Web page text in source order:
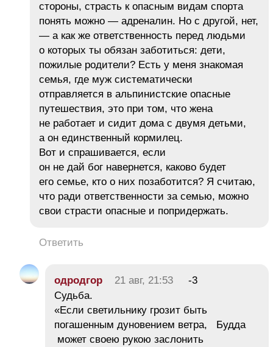
стороны, страсть к опасным видам спорта
понять можно — адреналин. Но с другой, нет,
— а как же ответственность перед людьми
о которых ты обязан заботиться: дети,
пожилые родители? Есть у меня знакомая
семья, где муж систематически
отправляется в альпинистские опасные
путешествия, это при том, что жена
не работает и сидит дома с двумя детьми,
а он единственный кормилец.
Вот и спрашивается, если
он не дай бог навернется, каково будет
его семье, кто о них позаботится? Я считаю,
что ради ответственности за семью, можно
свои страсти опасные и попридержать.
Ответить
одродгор 21 авг, 21:53
-3
Судьба.
«Если светильнику грозит быть
погашенным дуновением ветра, Будда
может своею рукою заслонить